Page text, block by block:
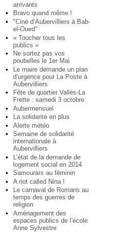
arrivants
Bravo quand même !
"Ciné d’Aubervilliers à Bab-
el-Oued"
« Toucher tous les
publics »
Ne sortez pas vos
poubelles le 1er Mai
Le maire demande un plan
d’urgence pour La Poste à
Aubervilliers
Fête de quartier Vallès-La
Frette : samedi 3 octobre
Aubermensuel
La solidarité en plus
Alerte météo
Semaine de solidarité
internationale à
Aubervilliers
L’état de la demande de
logement social en 2014
Samouraïs au féminin
A riot called Nina !
Le carnaval de Romans au
temps des guerres de
religion
Aménagement des
espaces publics de l’école
Anne Sylvestre